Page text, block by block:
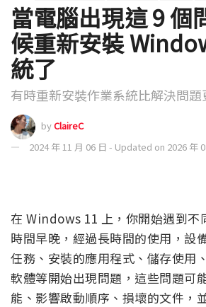
當電腦出現這 9 個
候重新安裝
統了
有時重新安裝作業系統比解決問題
byClaireC
2024 年 11 月 06 日 - Updated on 2026 年
在 Windows 11 上，你開始遇到不
時間早晚，經過長時間的使用，設
任務、安裝的應用程式、儲存使用
軟體等開始出現問題，這些問題可
能、影響啟動順序、損壞的文件，